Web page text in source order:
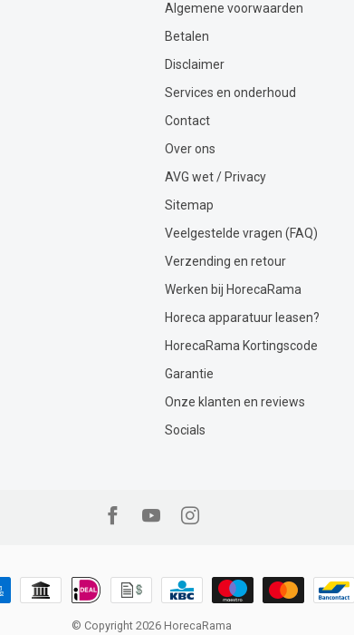
Algemene voorwaarden
Betalen
Disclaimer
Services en onderhoud
Contact
Over ons
AVG wet / Privacy
Sitemap
Veelgestelde vragen (FAQ)
Verzending en retour
Werken bij HorecaRama
Horeca apparatuur leasen?
HorecaRama Kortingscode
Garantie
Onze klanten en reviews
Socials
© Copyright 2026 HorecaRama